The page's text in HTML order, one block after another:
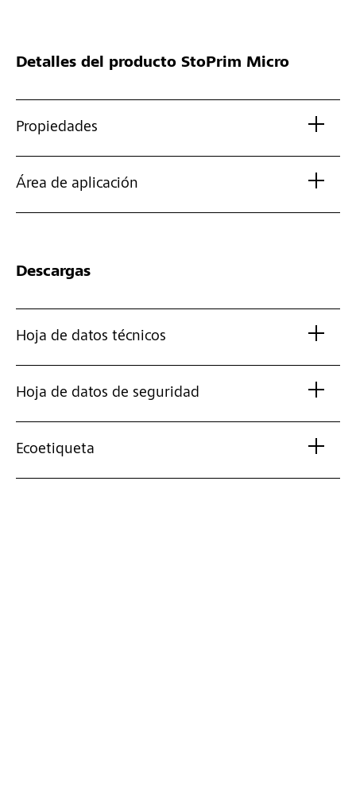
Detalles del producto StoPrim Micro
Propiedades
Área de aplicación
Descargas
Hoja de datos técnicos
Hoja de datos de seguridad
Ecoetiqueta